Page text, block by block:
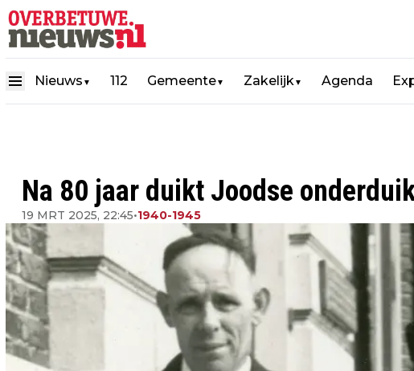
Nieuws ▼ 112 Gemeente▼ Zakelijk▼ Agenda
Na 80 jaar duikt Joodse
19 MRT 2025, 22:45•1940-1945